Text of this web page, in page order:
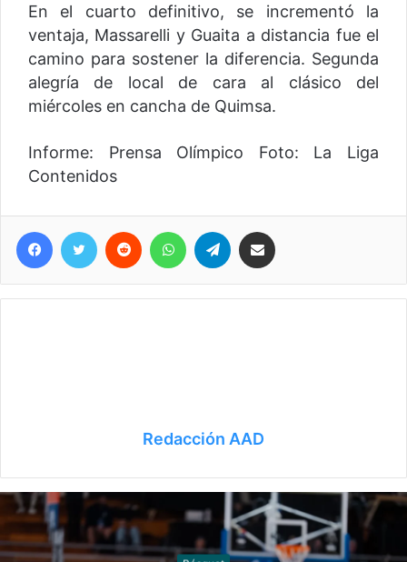
En el cuarto definitivo, se incrementó la
ventaja, Massarelli y Guaita a distancia fue el
camino para sostener la diferencia. Segunda
alegría de local de cara al clásico del
miércoles en cancha de Quimsa.
Informe: Prensa Olímpico Foto: La Liga
Contenidos
Telegram
Redacción AAD